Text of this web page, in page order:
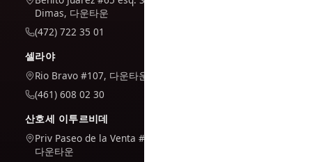
Dimas, 다운타운
(472) 722 35 01
셀라야
Rio Bravo #107, 다운타운
(461) 608 02 30
산호세 이투르비데
Priv Paseo de la Venta #7,
다운타운